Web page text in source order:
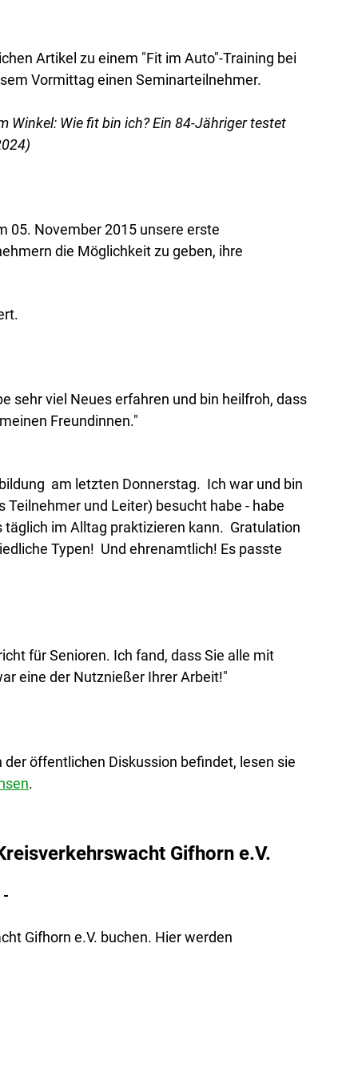
Artikel zu einem "Fit im Auto"-Training bei
Vormittag einen Seminarteilnehmer.
Winkel: Wie fit bin ich? Ein 84-Jähriger testet
05. November 2015 unsere erste
die Möglichkeit zu geben, ihre
sehr viel Neues erfahren und bin heilfroh, dass
Freundinnen."
am letzten Donnerstag. Ich war und bin
und Leiter) besucht habe - habe
im Alltag praktizieren kann. Gratulation
Typen! Und ehrenamtlich! Es passte
für Senioren. Ich fand, dass Sie alle mit
eine der Nutznießer Ihrer Arbeit!"
öffentlichen Diskussion befindet, lesen sie
.
Gifhorn e.V.
-
Gifhorn e.V. buchen. Hier werden